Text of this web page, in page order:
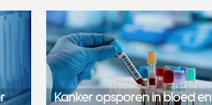
Kanker opsporen in bloed en